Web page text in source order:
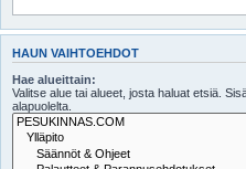
HAUN VAIHTOEHDOT
Hae alueittain:
Valitse alue tai alueet, josta haluat etsiä.
alapuolelta.